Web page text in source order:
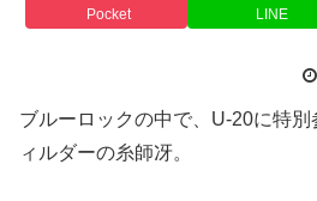
Pocket LINE
ブルーロックの中で、U-20に特
ィルダーの糸師冴。